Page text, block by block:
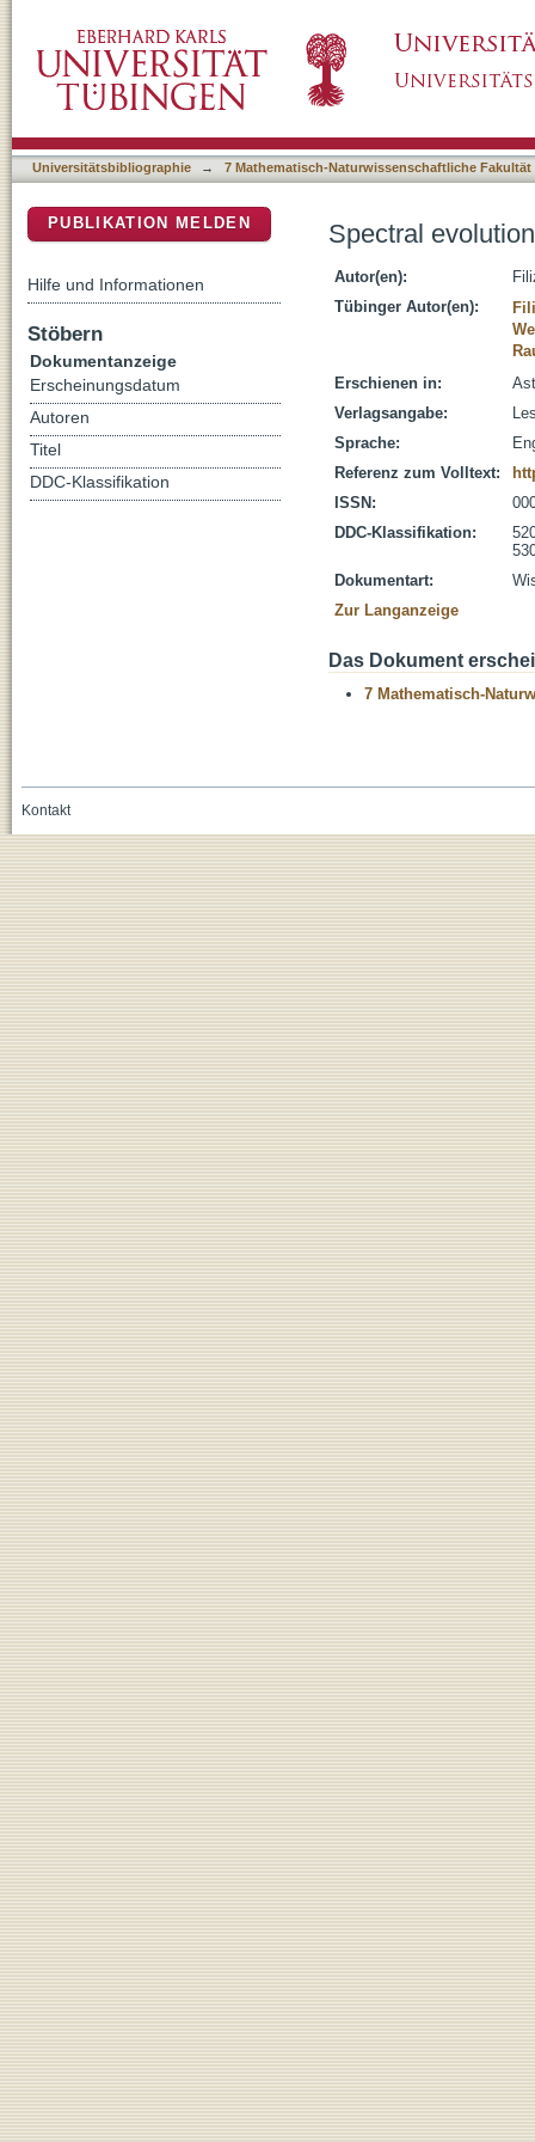
Universitätsbibliographie → 7 Mathematisch-Naturwissenschaftliche Fakultät
Spectral
Autor(en):
Tübinger Autor(en):
Erschienen in:
Verlagsangabe:
Sprache:
Referenz zum Volltext:
ISSN:
DDC-Klassifikation:
Dokumentart:
Zur Langanzeige
Das Dokument
7 Mathematisch-
PUBLIKATION MELDEN
Hilfe und Informationen
Stöbern
Dokumentanzeige
Erscheinungsdatum
Autoren
Titel
DDC-Klassifikation
Kontakt